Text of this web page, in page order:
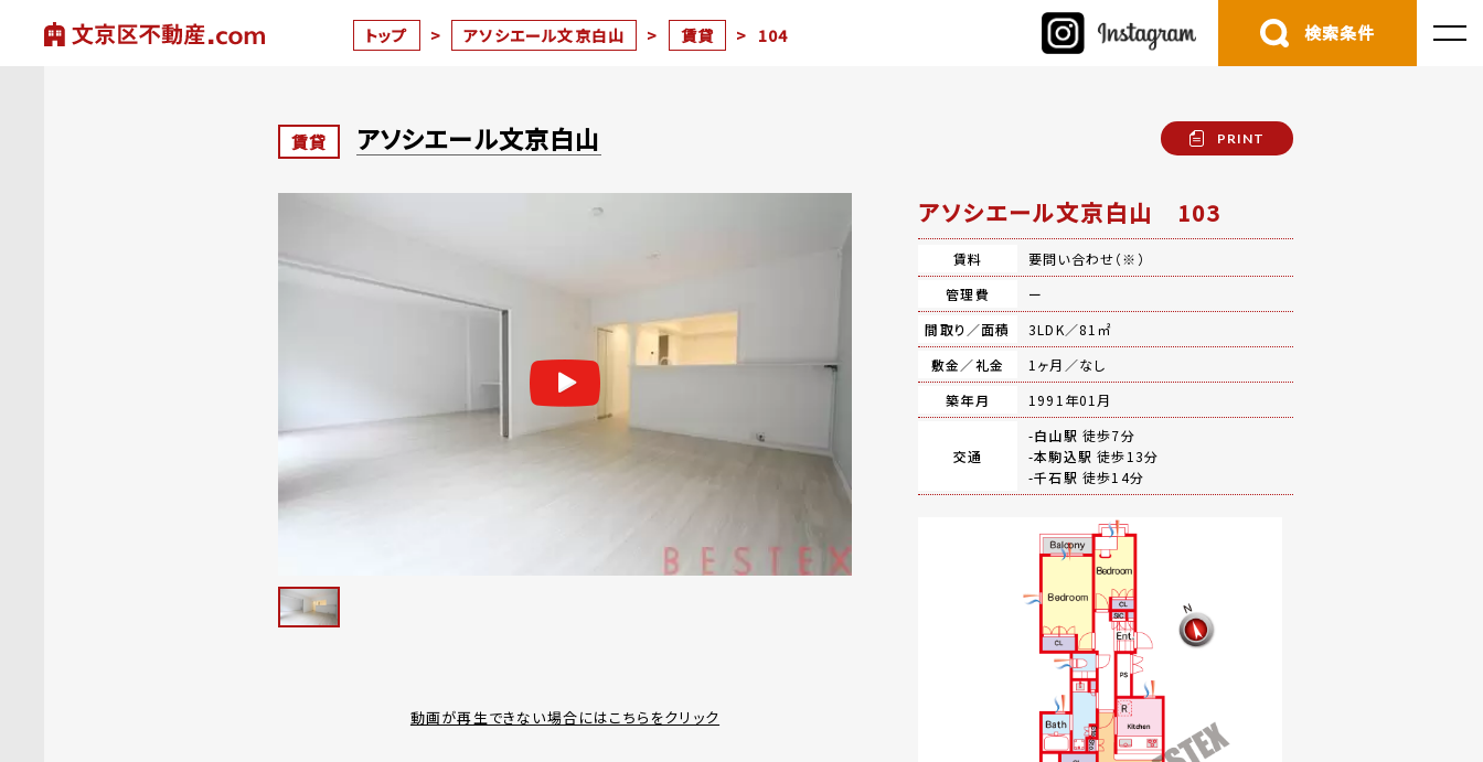
トップ > アソシエール文京白山 > 賃貸 > 104 検索条件
賃貸 アソシエール文京白山 PRINT
動画が再生できない場合にはこちらをクリック
アソシエール文京白山 103
賃料
要問い合わせ（※）
管理費
ー
間取り／面積
3LDK／81㎡
敷金／礼金
1ヶ月／なし
築年月
1991年01月
交通
-白山駅 徒歩7分
-本駒込駅 徒歩13分
-千石駅 徒歩14分